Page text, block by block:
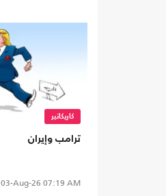
كاريكاتير
ترامب وإيران
03-Aug-26 07:19 AM